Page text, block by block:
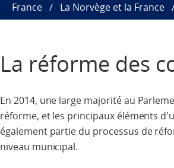
France La Norvège et la France
La réforme des
En 2014, une large majorité au
réforme, et les principaux éléments
également partie du processus de
niveau municipal.